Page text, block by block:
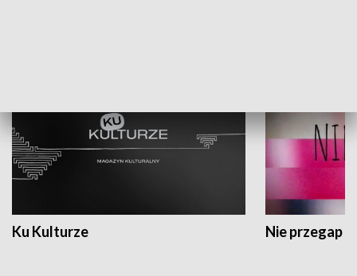
Ku Kulturze Nie przegap